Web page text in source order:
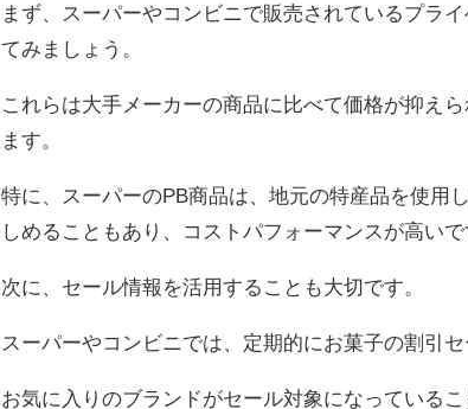
まず、スーパーやコンビニで販売されているプラ
てみましょう。
これらは大手メーカーの商品に比べて価格が抑え
ます。
特に、スーパーのPB商品は、地元の特産品を使用
しめることもあり、コストパフォーマンスが高いで
次に、セール情報を活用することも大切です。
スーパーやコンビニでは、定期的にお菓子の割引セ
お気に入りのブランドがセール対象になっている